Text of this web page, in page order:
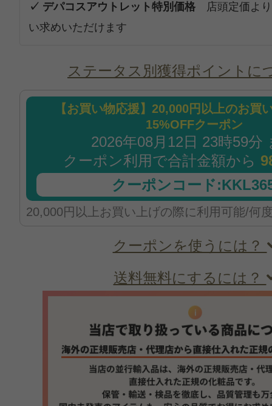
✓ デパコスアウトレット特別価格 店頭定価よ
い求めいただけます
ステータス別獲得ポイントに
【お買い物応援】20,000円以上のお買
15%OFFクーポン
2026年08月12日 23時59分
クーポン利用で合計金額から
クーポンコード
20,000円以上お買い上げの際に利用可能/何
クーポンを使うには？
送料無料にするには？